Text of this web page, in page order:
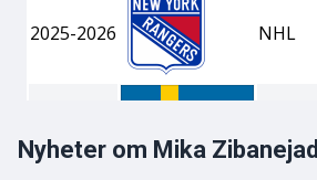
Nyheter om Mika Zibanejad